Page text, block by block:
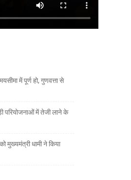
में पूर्ण हो, गुणवत्ता से
परियोजनाओं में तेजी लाने के
मुख्यमंत्री धामी ने किया